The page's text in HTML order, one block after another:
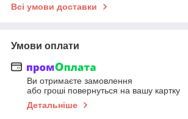
Всі умови доставки
Умови оплати
Ви отримаєте замовлення
або гроші повернуться на вашу картку
Детальніше